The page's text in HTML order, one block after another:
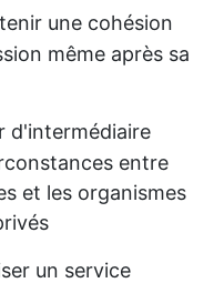
une cohésion
même après sa
d'intermédiaire
entre
et les organismes
un service